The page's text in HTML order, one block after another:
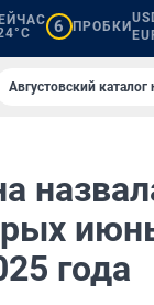
6 ПРОБКИ
Августовский каталог
года